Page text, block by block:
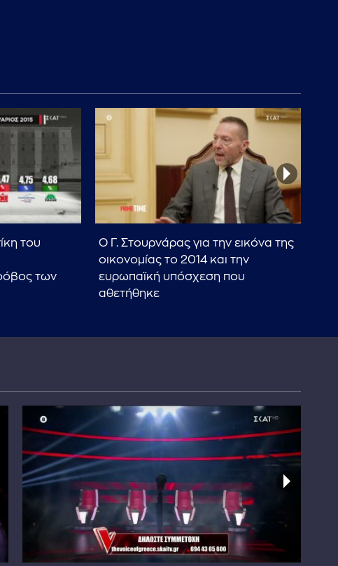
του
των
Ο Γ. Στουρνάρας για την εικόνα της
οικονομίας το 2014 και την
ευρωπαϊκή υπόσχεση που
αθετήθηκε